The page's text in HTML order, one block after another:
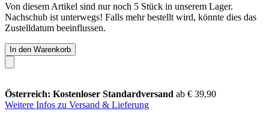
Von diesem Artikel sind nur noch 5 Stück in unserem Lager.
Nachschub ist unterwegs! Falls mehr bestellt wird, könnte dies das
Zustelldatum beeinflussen.
In den Warenkorb
Österreich: Kostenloser Standardversand ab € 39,90
Weitere Infos zu Versand & Lieferung